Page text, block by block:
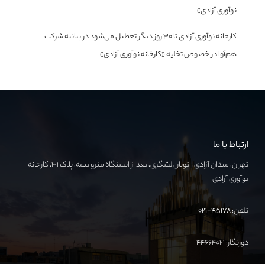
نوآوری آزادی»
کارخانه نوآوری آزادی تا ۳۰ روز دیگر تعطیل می‌شود دربیانیه شرکت
هم‌آوا در خصوص تخلیه «کارخانه نوآوری آزادی»
ارتباط با ما
تهران، میدان آزادی، اتوبان لشگری، بعد از ایستگاه مترو بیمه، پلاک ۳۱، کارخانه
نوآوری آزادی
تلفن:۴۵۱۷۸-۰۲۱
دورنگار: ۴۴۶۶۴۰۲۱